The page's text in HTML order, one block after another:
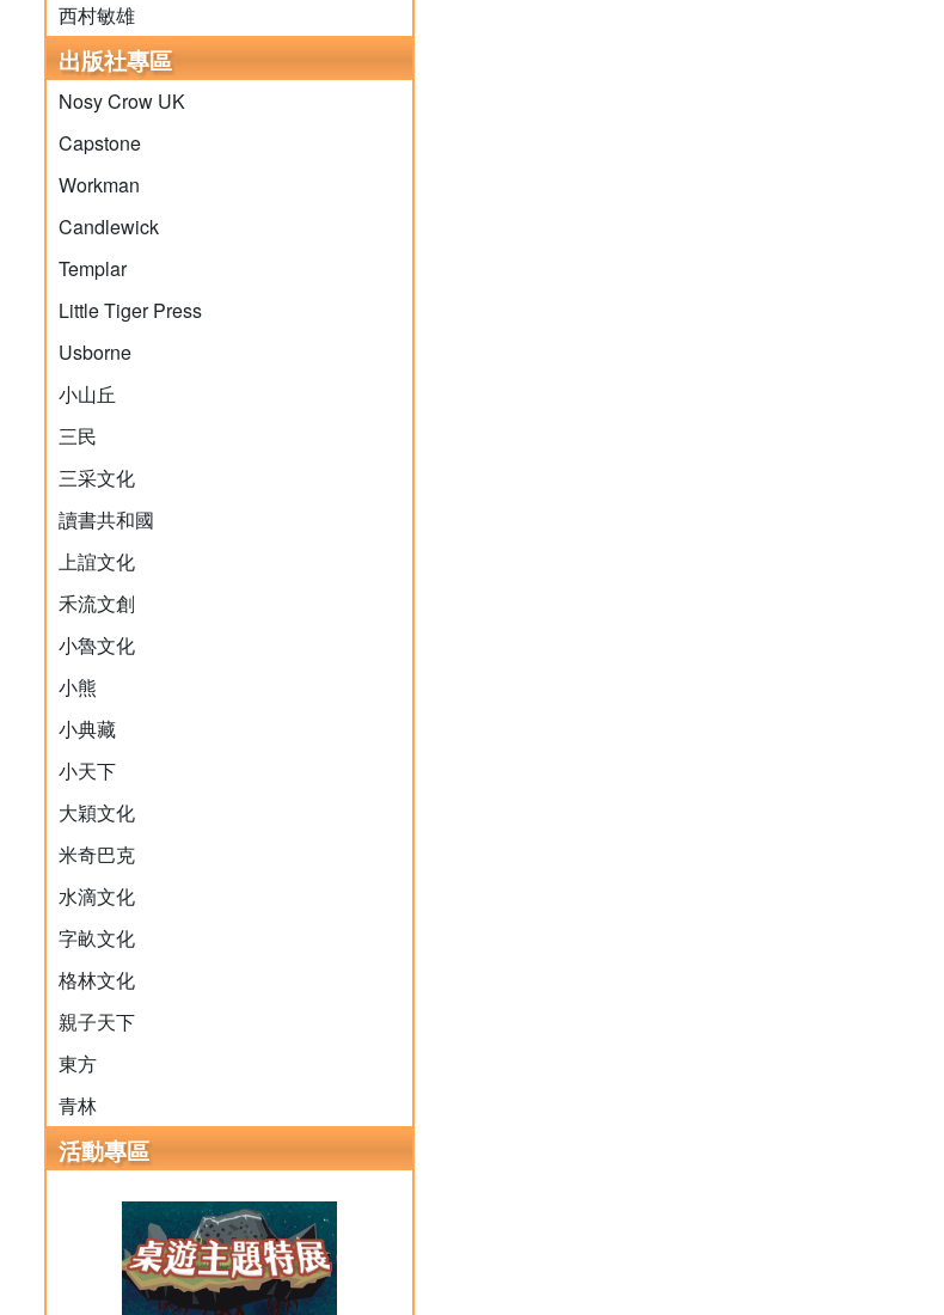
西村敏雄
出版社專區
Nosy Crow UK
Capstone
Workman
Candlewick
Templar
Little Tiger Press
Usborne
小山丘
三民
三采文化
讀書共和國
上誼文化
禾流文創
小魯文化
小熊
小典藏
小天下
大穎文化
米奇巴克
水滴文化
字畝文化
格林文化
親子天下
東方
青林
活動專區